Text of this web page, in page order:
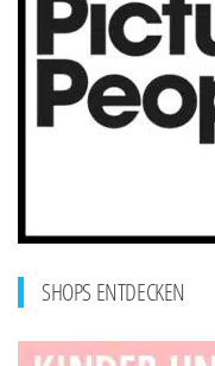
SHOPS ENTDECKEN